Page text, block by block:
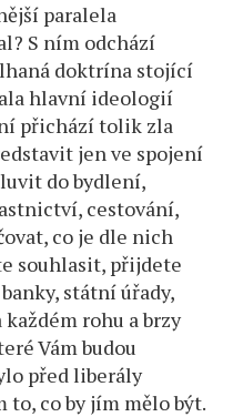
paralela
S ním odchází
doktrína stojící
hlavní ideologií
přichází tolik zla
jen ve spojení
do bydlení,
cestování,
co je dle nich
souhlasit, přijdete
státní úřady,
rohu a brzy
Vám budou
před liberály
to, co by jím mělo být.